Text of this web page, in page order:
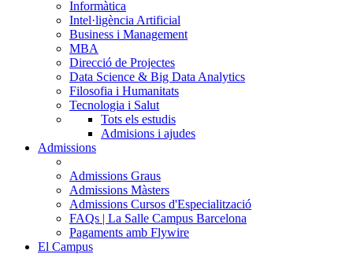
Informàtica
Intel·ligència Artificial
Business i Management
MBA
Direcció de Projectes
Data Science & Big Data Analytics
Filosofia i Humanitats
Tecnologia i Salut
Tots els estudis
Admisions i ajudes
Admissions
Admissions Graus
Admissions Màsters
Admissions Cursos d'Especialització
FAQs | La Salle Campus Barcelona
Pagaments amb Flywire
El Campus